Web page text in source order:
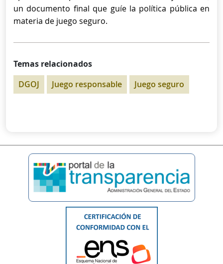
un documento final que guíe la política pública en
materia de juego seguro.
Temas relacionados
DGOJ
Juego responsable Juego seguro